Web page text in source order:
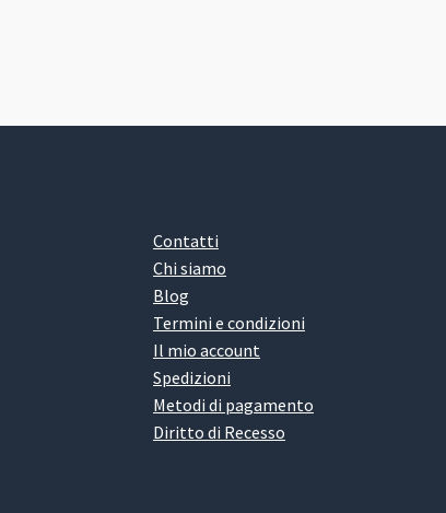
Contatti
Chi siamo
Blog
Termini e condizioni
Il mio account
Spedizioni
Metodi di pagamento
Diritto di Recesso